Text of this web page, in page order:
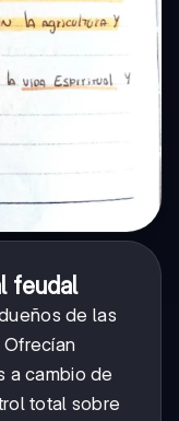
feudal
de las
a cambio de
total sobre